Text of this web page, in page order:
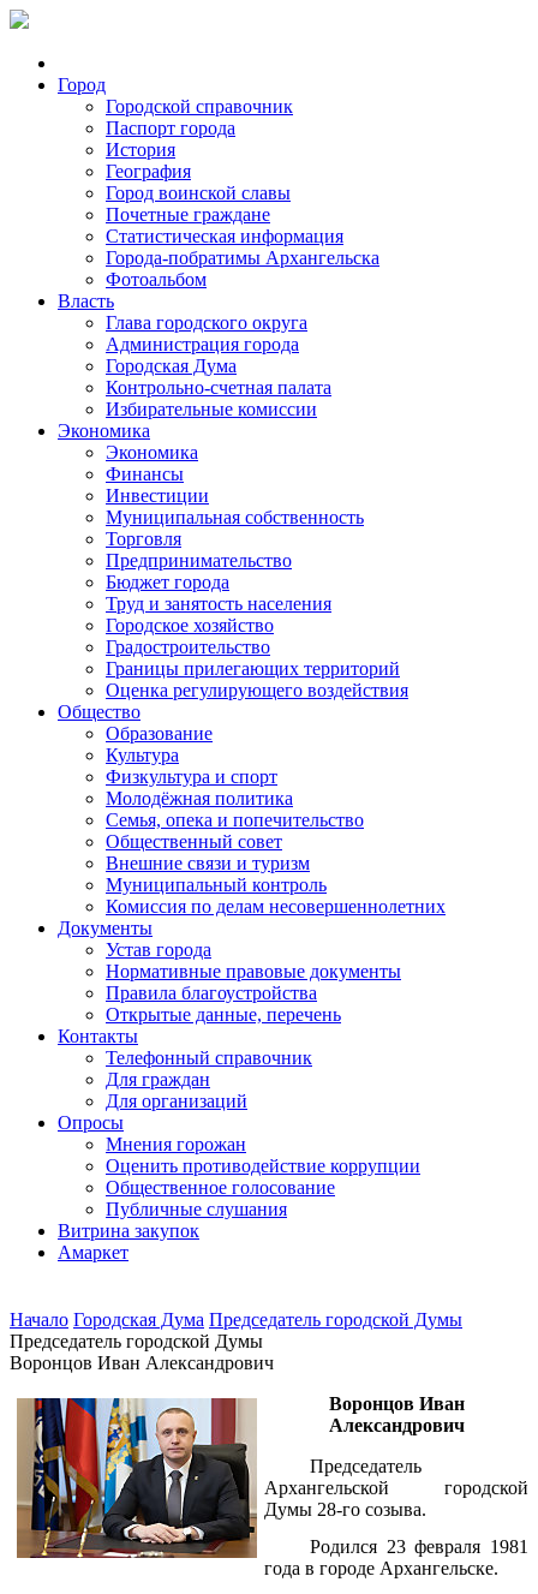
Город
Городской справочник
Паспорт города
История
География
Город воинской славы
Почетные граждане
Статистическая информация
Города-побратимы Архангельска
Фотоальбом
Власть
Глава городского округа
Администрация города
Городская Дума
Контрольно-счетная палата
Избирательные комиссии
Экономика
Экономика
Финансы
Инвестиции
Муниципальная собственность
Торговля
Предпринимательство
Бюджет города
Труд и занятость населения
Городское хозяйство
Градостроительство
Границы прилегающих территорий
Оценка регулирующего воздействия
Общество
Образование
Культура
Физкультура и спорт
Молодёжная политика
Семья, опека и попечительство
Общественный совет
Внешние связи и туризм
Муниципальный контроль
Комиссия по делам несовершеннолетних
Документы
Устав города
Нормативные правовые документы
Правила благоустройства
Открытые данные, перечень
Контакты
Телефонный справочник
Для граждан
Для организаций
Опросы
Мнения горожан
Оценить противодействие коррупции
Общественное голосование
Публичные слушания
Витрина закупок
Амаркет
Начало Городская Дума Председатель городской Думы
Председатель городской Думы
Воронцов Иван Александрович
Воронцов Иван
Александрович
Председатель
Архангельской городской
Думы 28-го созыва.
Родился 23 февраля 1981
года в городе Архангельске.